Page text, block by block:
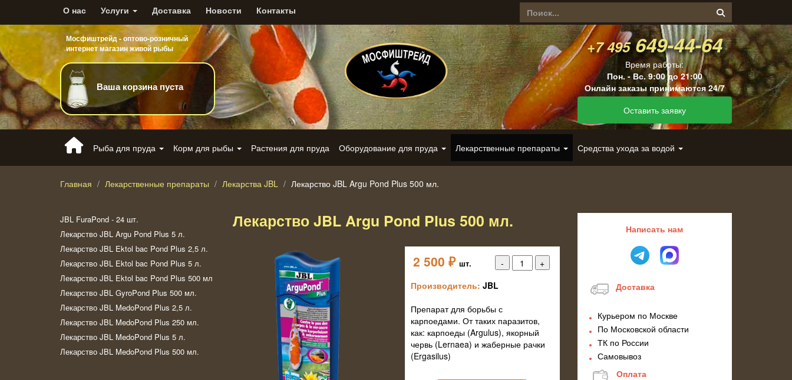
О нас Услуги Доставка Новости Контакты
Мосфиштрейд - оптово-розничный
интернет магазин живой рыбы
Ваша корзина пуста
+7 495649-44-64
Время работы:
Пон. - Вс. 9:00 до 21:00
Онлайн заказы принимаются 24/7
Оставить заявку
Рыба для пруда Корм для рыбы Растения для пруда Оборудование для пруда Лекарственные препараты Средства ухода за водой
Главная Лекарственные препараты Лекарства JBL Лекарство JBL Argu Pond Plus 500 мл.
JBL FuraPond - 24 шт.
Лекарство JBL Argu Pond Plus 5 л.
Лекарство JBL Ektol bac Pond Plus 2,5 л.
Лекарство JBL Ektol bac Pond Plus 5 л.
Лекарство JBL Ektol bac Pond Plus 500 мл
Лекарство JBL GyroPond Plus 500 мл.
Лекарство JBL MedoPond Plus 2,5 л.
Лекарство JBL MedoPond Plus 250 мл.
Лекарство JBL MedoPond Plus 5 л.
Лекарство JBL MedoPond Plus 500 мл.
Лекарство JBL Argu Pond Plus 500 мл.
2 500 ₽ шт.
Производитель: JBL
Препарат для борьбы с
карпоедами. От таких паразитов,
как: карпоеды (Argulus), якорный
червь (Lernaea) и жаберные рачки
(Ergasilus)
Написать нам
Доставка
Курьером по Москве
По Московской области
ТК по России
Самовывоз
Оплата